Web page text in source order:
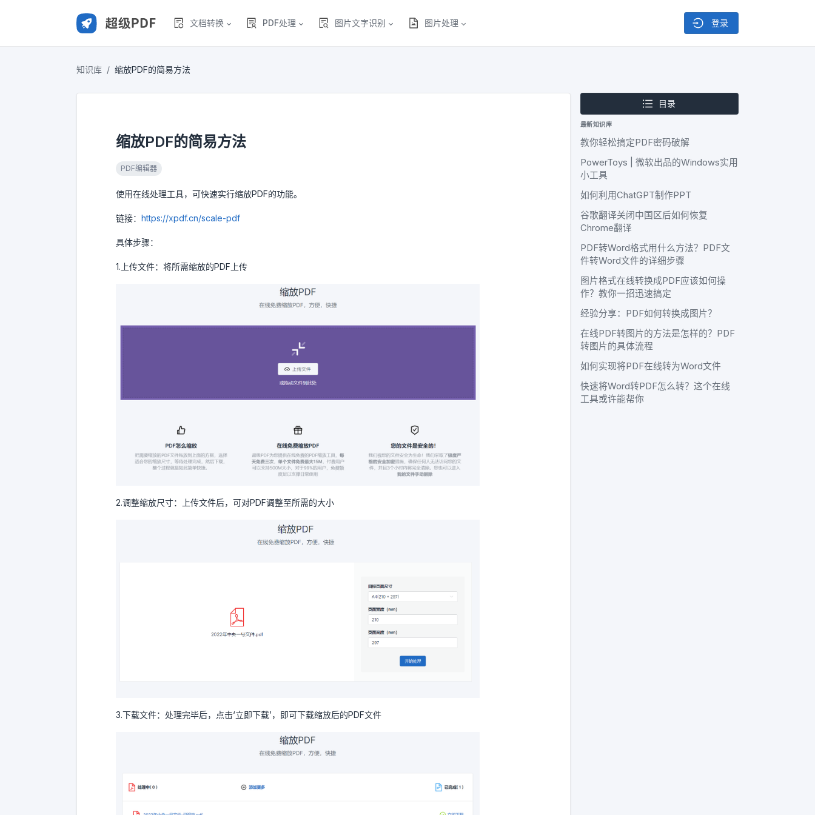
登录
文档转换 PDF处理 图片文字识别 图片处理
知识库 缩放PDF的简易方法
目录
最新知识库
教你轻松搞定PDF密码破解
PowerToys | 微软出品的Windows实用
小工具
如何利用ChatGPT制作PPT
谷歌翻译关闭中国区后如何恢复
Chrome翻译
PDF转Word格式用什么方法？PDF文
件转Word文件的详细步骤
图片格式在线转换成PDF应该如何操
作？教你一招迅速搞定
经验分享：PDF如何转换成图片？
在线PDF转图片的方法是怎样的？PDF
转图片的具体流程
如何实现将PDF在线转为Word文件
快速将Word转PDF怎么转？这个在线
工具或许能帮你
缩放PDF的简易方法
PDF编辑器
使用在线处理工具，可快速实行缩放PDF的功能。
链接： https://xpdf.cn/scale-pdf
具体步骤：
1.上传文件：将所需缩放的PDF上传
2.调整缩放尺寸：上传文件后，可对PDF调整至所需的大小
3.下载文件：处理完毕后，点击‘立即下载’，即可下载缩放后的PDF文件